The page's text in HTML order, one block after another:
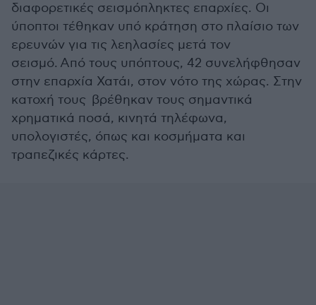
διαφορετικές σεισμόπληκτες επαρχίες. Οι
ύποπτοι τέθηκαν υπό κράτηση στο πλαίσιο των
ερευνών για τις λεηλασίες μετά τον
σεισμό. Από τους υπόπτους, 42 συνελήφθησαν
στην επαρχία Χατάι, στον νότο της χώρας. Στην
κατοχή τους βρέθηκαν τους σημαντικά
χρηματικά ποσά, κινητά τηλέφωνα,
υπολογιστές, όπως και κοσμήματα και
τραπεζικές κάρτες.